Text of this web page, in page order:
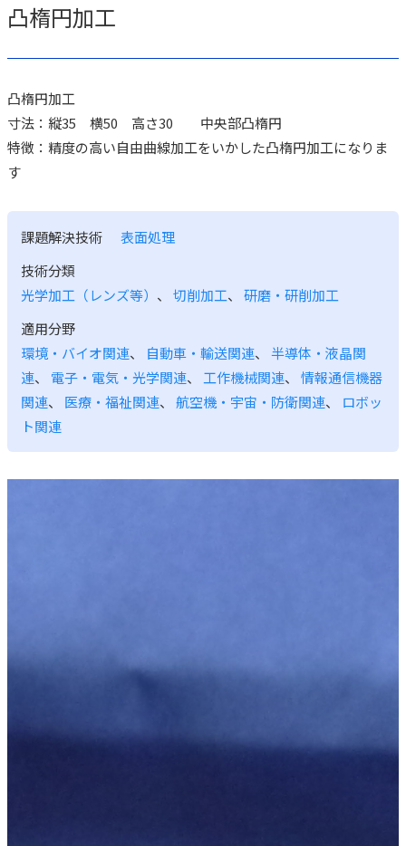
凸楕円加工
凸楕円加工
寸法：縦35 横50 高さ30 中央部凸楕円
特徴：精度の高い自由曲線加工をいかした凸楕円加工になりま
す
課題解決技術
表面処理
技術分類
光学加工（レンズ等） 、 切削加工、 研磨・研削加工
適用分野
環境・バイオ関連、 自動車・輸送関連、 半導体・液晶関
連、 電子・電気・光学関連、 工作機械関連、 情報通信機器
関連、 医療・福祉関連、 航空機・宇宙・防衛関連、 ロボッ
ト関連